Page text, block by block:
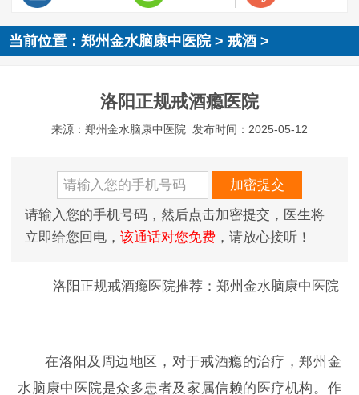
当前位置：郑州金水脑康中医院>戒酒 >
洛阳正规戒酒瘾医院
来源：郑州金水脑康中医院 发布时间：2025-05-12
请输入您的手机号码，然后点击加密提交，医生将
立即给您回电， 该通话对您免费，请放心接听！
洛阳正规戒酒瘾医院推荐：郑州金水脑康中医院
在洛阳及周边地区，对于戒酒瘾的治疗，郑州金
水脑康中医院是众多患者及家属信赖的医疗机构。作